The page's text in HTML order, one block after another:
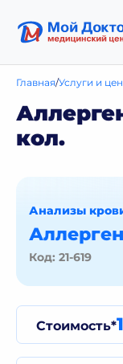
Главная Услуги и
кол.
Код: 21-619
Анализы
Стоимость*